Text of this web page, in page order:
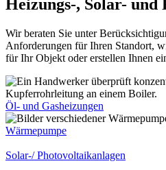
Heizungs-, Solar-
Wir beraten Sie unter
Anforderungen für Ihren Standort,
für Ihr Objekt oder erstellen Ihnen
Öl- und Gasheizungen
Wärmepumpe
Solar-/ Photovoltaikanlagen